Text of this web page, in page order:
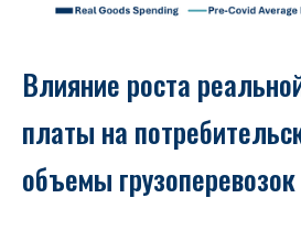
Влияние роста
платы на
объемы грузоперевозок